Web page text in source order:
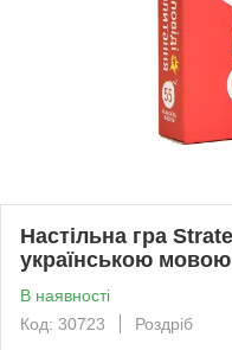
Настільна гра
українською мовою
В наявності
Код: 30723
Роздріб